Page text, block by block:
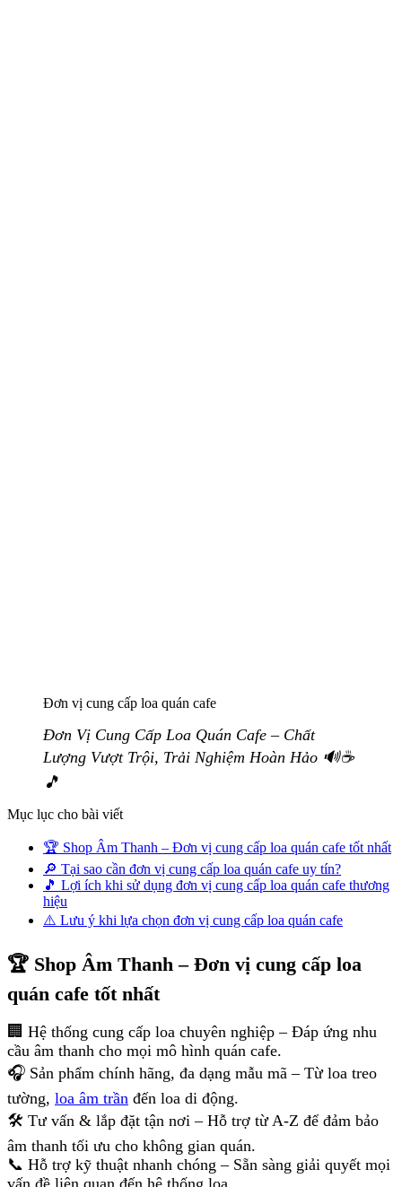
Đơn vị cung cấp loa quán cafe
Đơn Vị Cung Cấp Loa Quán Cafe – Chất
Lượng Vượt Trội, Trải Nghiệm Hoàn Hảo 🔊☕
🎵
Mục lục cho bài viết
🏆 Shop Âm Thanh – Đơn vị cung cấp loa quán cafe tốt nhất
🔎 Tại sao cần đơn vị cung cấp loa quán cafe uy tín?
🎵 Lợi ích khi sử dụng đơn vị cung cấp loa quán cafe thương
hiệu
⚠️ Lưu ý khi lựa chọn đơn vị cung cấp loa quán cafe
🏆 Shop Âm Thanh – Đơn vị cung cấp loa
quán cafe tốt nhất
🏢 Hệ thống cung cấp loa chuyên nghiệp – Đáp ứng nhu
cầu âm thanh cho mọi mô hình quán cafe.
🎧 Sản phẩm chính hãng, đa dạng mẫu mã – Từ loa treo
tường, loa âm trần đến loa di động.
🛠 Tư vấn & lắp đặt tận nơi – Hỗ trợ từ A-Z để đảm bảo
âm thanh tối ưu cho không gian quán.
📞 Hỗ trợ kỹ thuật nhanh chóng – Sẵn sàng giải quyết mọi
vấn đề liên quan đến hệ thống loa.